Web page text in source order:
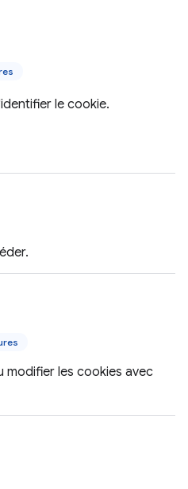
le cookie.
modifier les cookies avec